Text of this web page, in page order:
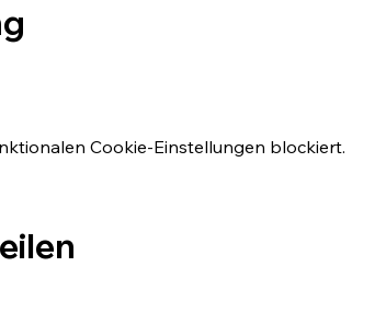
Cookie-Einstellungen blockiert.